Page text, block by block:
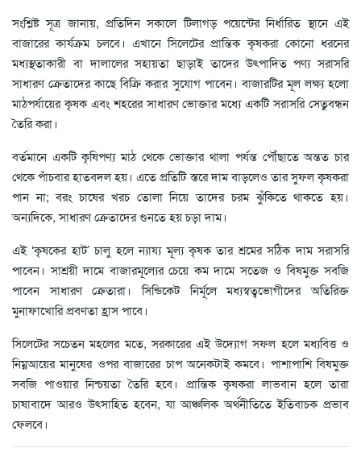
সংশ্লিষ্ট সূত্র জানায়, প্রতিদিন সকালে টিলাগড় পয়েন্টের নির্ধারিত স্থানে এই
বাজারের কার্যক্রম চলবে। এখানে সিলেটের প্রান্তিক কৃষকরা কোনো ধরনের
মধ্যস্থতাকারী বা দালালের সহায়তা ছাড়াই তাদের উৎপাদিত পণ্য সরাসরি
সাধারণ ক্রেতাদের কাছে বিক্রি করার সুযোগ পাবেন। বাজারটির মূল লক্ষ্য হলো
মাঠপর্যায়ের কৃষক এবং শহরের সাধারণ ভোক্তার মধ্যে একটি সরাসরি সেতুবন্ধন
তৈরি করা।
বর্তমানে একটি কৃষিপণ্য মাঠ থেকে ভোক্তার থালা পর্যন্ত পৌঁছাতে অন্তত চার
থেকে পাঁচবার হাতবদল হয়। এতে প্রতিটি স্তরে দাম বাড়লেও তার সুফল কৃষকরা
পান না; বরং চাষের খরচ তোলা নিয়ে তাদের চরম ঝুঁকিতে থাকতে হয়।
অন্যদিকে, সাধারণ ক্রেতাদের গুনতে হয় চড়া দাম।
এই ‘কৃষকের হাট’ চালু হলে ন্যায্য মূল্য কৃষক তার শ্রমের সঠিক দাম সরাসরি
পাবেন। সাশ্রয়ী দামে বাজারমূল্যের চেয়ে কম দামে সতেজ ও বিষমুক্ত সবজি
পাবেন সাধারণ ক্রেতারা। সিন্ডিকেট নির্মূলে মধ্যস্বত্বভোগীদের অতিরিক্ত
মুনাফাখোরি প্রবণতা হ্রাস পাবে।
সিলেটের সচেতন মহলের মতে, সরকারের এই উদ্যোগ সফল হলে মধ্যবিত্ত ও
নিম্নআয়ের মানুষের ওপর বাজারের চাপ অনেকটাই কমবে। পাশাপাশি বিষমুক্ত
সবজি পাওয়ার নিশ্চয়তা তৈরি হবে। প্রান্তিক কৃষকরা লাভবান হলে তারা
চাষাবাদে আরও উৎসাহিত হবেন, যা আঞ্চলিক অর্থনীতিতে ইতিবাচক প্রভাব
ফেলবে।